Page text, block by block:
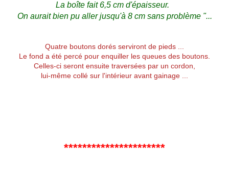
La boîte fait 6,5 cm d'épaisseur.
On aurait bien pu aller jusqu'à 8 cm sans problème "...
Quatre boutons dorés serviront de pieds ...
Le fond a été percé pour enquiller les queues des boutons.
Celles-ci seront ensuite traversées par un cordon,
lui-même collé sur l'intérieur avant gainage ...
**********************